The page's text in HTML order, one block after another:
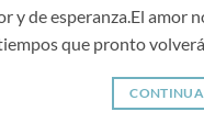
y de esperanza.El amor
que pronto